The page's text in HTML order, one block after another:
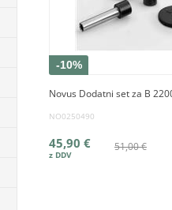
-10%
Novus Dodatni set za B
NO0250490
51,00 €
45,90 €